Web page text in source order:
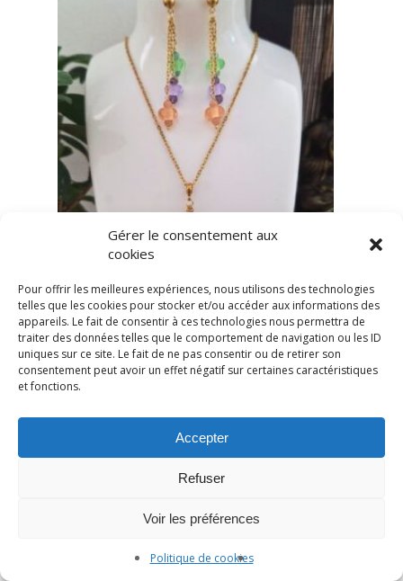
Gérer le consentement aux
cookies
Pour offrir les meilleures expériences, nous utilisons des technologies
telles que les cookies pour stocker et/ou accéder aux informations des
appareils. Le fait de consentir à ces technologies nous permettra de
traiter des données telles que le comportement de navigation ou les ID
uniques sur ce site. Le fait de ne pas consentir ou de retirer son
consentement peut avoir un effet négatif sur certaines caractéristiques
et fonctions.
Accepter
Refuser
Voir les préférences
Politique de cookies